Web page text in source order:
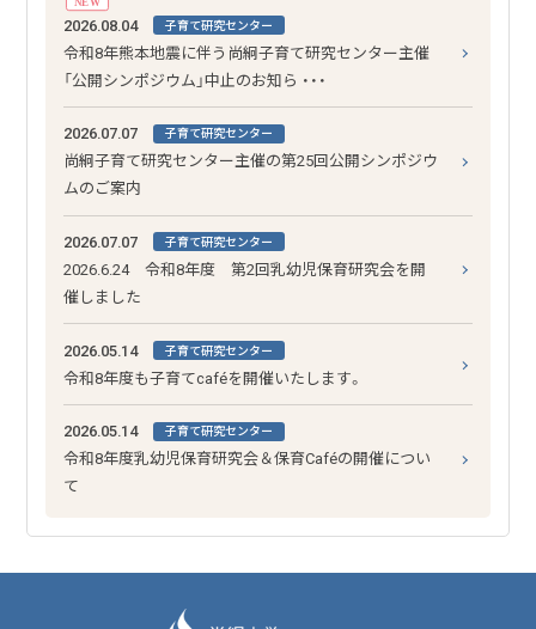
2026.08.04 子育て研究センター
令和8年熊本地震に伴う尚絅子育て研究センター主催
「公開シンポジウム」中止のお知ら ・・・
2026.07.07 子育て研究センター
尚絅子育て研究センター主催の第25回公開シンポジウ
ムのご案内
2026.07.07 子育て研究センター
2026.6.24 令和8年度 第2回乳幼児保育研究会を開
催しました
2026.05.14 子育て研究センター
令和8年度も子育てcaféを開催いたします。
2026.05.14 子育て研究センター
令和8年度乳幼児保育研究会＆保育Caféの開催につい
て